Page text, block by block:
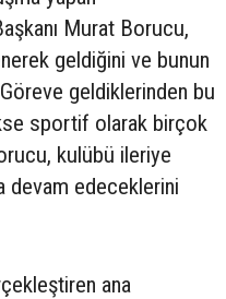
Murat Borucu,
geldiğini ve bunun
geldiklerinden bu
sportif olarak birçok
kulübü ileriye
devam edeceklerini
ana